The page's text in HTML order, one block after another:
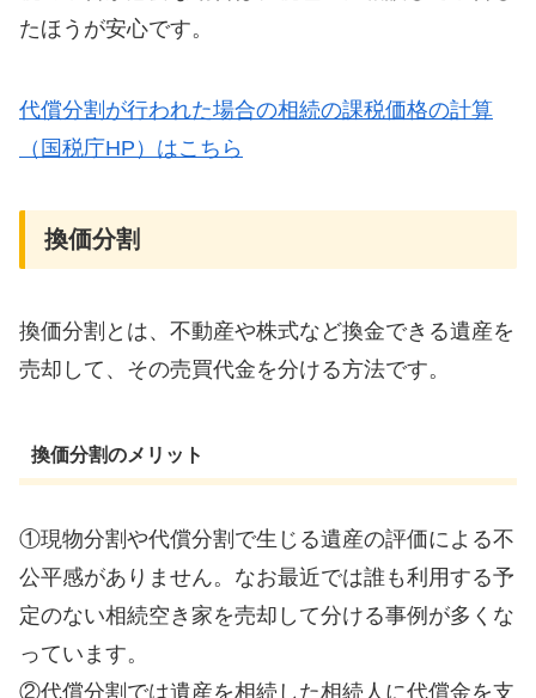
たほうが安心です。
代償分割が行われた場合の相続の課税価格の計算
（国税庁HP）はこちら
換価分割
換価分割とは、不動産や株式など換金できる遺産を
売却して、その売買代金を分ける方法です。
換価分割のメリット
①現物分割や代償分割で生じる遺産の評価による不
公平感がありません。なお最近では誰も利用する予
定のない相続空き家を売却して分ける事例が多くな
っています。
②代償分割では遺産を相続した相続人に代償金を支